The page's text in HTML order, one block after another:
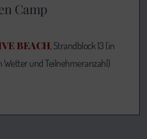
Camp
BEACH, Strandblock 13 (in
Wetter und Teilnehmeranzahl)